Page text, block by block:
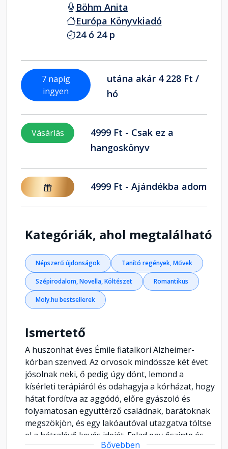
Böhm Anita
Európa Könyvkiadó
24 ó 24 p
7 napig
ingyen
utána akár 4 228 Ft /
hó
Vásárlás
4999 Ft - Csak ez a
hangoskönyv
4999 Ft - Ajándékba adom
Kategóriák, ahol megtalálható
Népszerű újdonságok Tanító regények, Művek
Szépirodalom, Novella, Költészet Romantikus
Moly.hu bestsellerek
Ismertető
A huszonhat éves Émile fiatalkori Alzheimer-
kórban szenved. Az orvosok mindössze két évet
jósolnak neki, ő pedig úgy dönt, lemond a
kísérleti terápiáról és odahagyja a kórházat, hogy
hátat fordítva az aggódó, előre gyászoló és
folyamatosan együttérző családnak, barátoknak
megszökjön, és egy lakóautóval utazgatva töltse
el a hátralévő kevés idejét. Felad egy őszinte és
Bővebben